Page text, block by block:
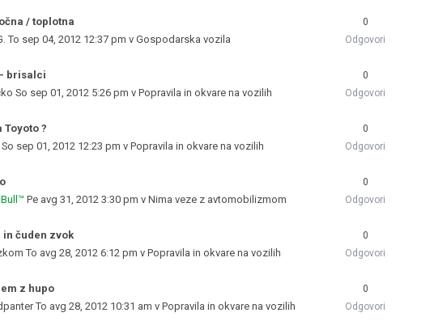
/ toplotna
To sep 04, 2012 12:37 pm v Gospodarska vozila
0
Odgovori
brisalci
So sep 01, 2012 5:26 pm v Popravila in okvare na vozilih
0
Odgovori
Toyoto ?
So sep 01, 2012 12:23 pm v Popravila in okvare na vozilih
0
Odgovori
Pe avg 31, 2012 3:30 pm v Nima veze z avtomobilizmom
0
Odgovori
čuden zvok
To avg 28, 2012 6:12 pm v Popravila in okvare na vozilih
0
Odgovori
z hupo
To avg 28, 2012 10:31 am v Popravila in okvare na vozilih
0
Odgovori